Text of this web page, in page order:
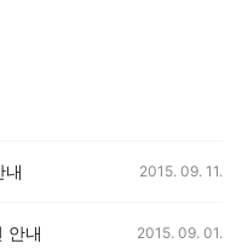
내 2015. 09. 11.
안내 2015. 09. 01.